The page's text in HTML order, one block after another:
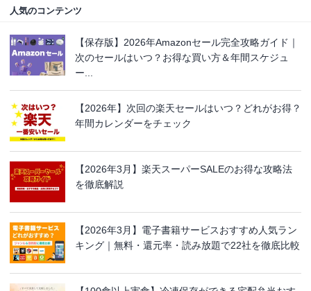
人気のコンテンツ
【保存版】2026年Amazonセール完全攻略ガイド｜
次のセールはいつ？お得な買い方＆年間スケジュ
ー...
【2026年】次回の楽天セールはいつ？どれがお得？
年間カレンダーをチェック
【2026年3月】楽天スーパーSALEのお得な攻略法
を徹底解説
【2026年3月】電子書籍サービスおすすめ人気ラン
キング｜無料・還元率・読み放題で22社を徹底比較